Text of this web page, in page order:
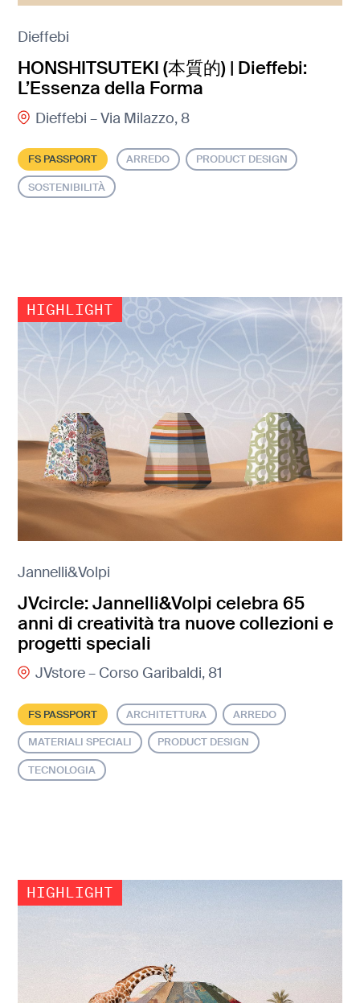
Dieffebi
HONSHITSUTEKI (本質的) | Dieffebi:
L’Essenza della Forma
Dieffebi – Via Milazzo, 8
FS PASSPORT ARREDO PRODUCT DESIGN
SOSTENIBILITÀ
Jannelli&Volpi
JVcircle: Jannelli&Volpi celebra 65
anni di creatività tra nuove collezioni e
progetti speciali
JVstore – Corso Garibaldi, 81
FS PASSPORT ARCHITETTURA ARREDO
MATERIALI SPECIALI PRODUCT DESIGN
TECNOLOGIA